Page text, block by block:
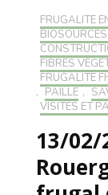
FRUGALITÉ
FIBRES
FRUGALITÉ
, PAILLE ,
VISITES ET
13/